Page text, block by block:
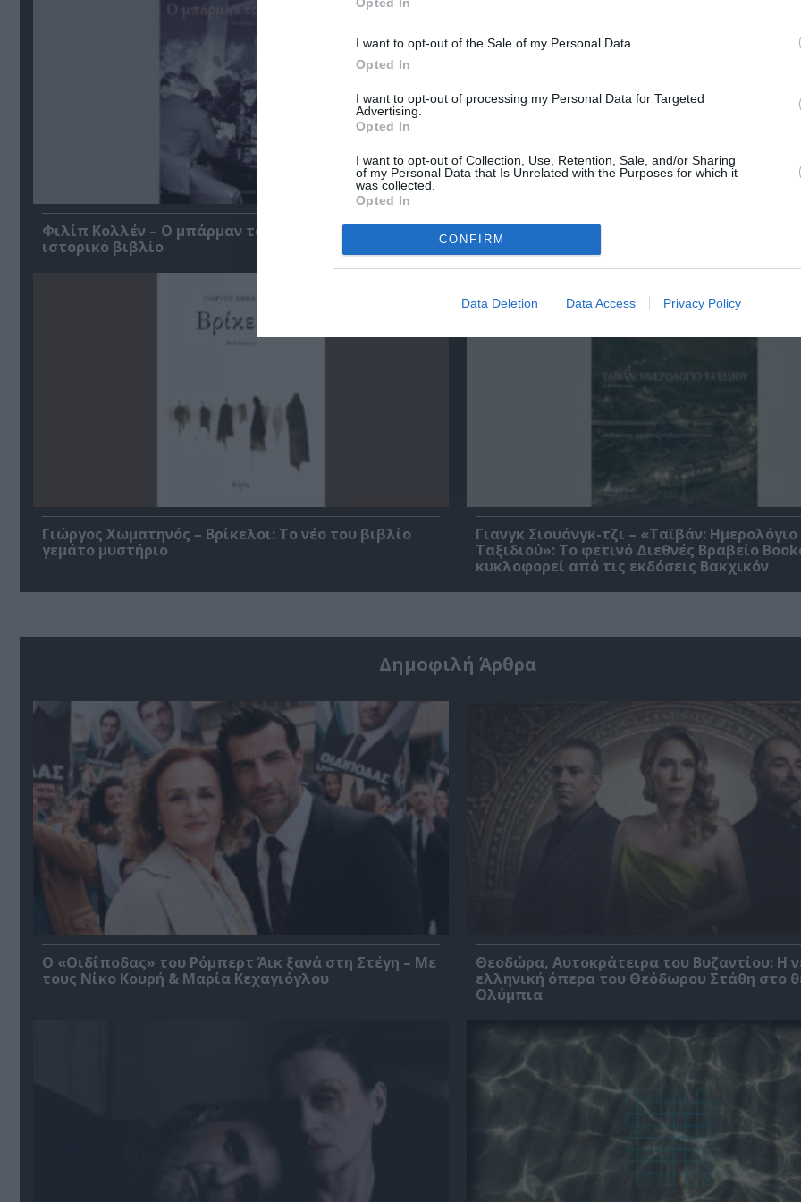
I want to opt-out of the Sale of my Personal Data.
Opted In
I want to opt-out of processing my Personal Data for Targeted
Advertising.
Opted In
I want to opt-out of Collection, Use, Retention, Sale, and/or Sharing
of my Personal Data that Is Unrelated with the Purposes for which it
was collected.
Opted In
CONFIRM
Data Deletion Data Access Privacy Policy
Φιλίπ Κολλέν – Ο μπάρμαν του Ritz: Ένα κοινωνικό
ιστορικό βιβλίο
Ελένη Μπουκαούρη – η Μαρία τα ήθελε
κοινωνικό βιβλίο για γυναίκες
Γιώργος Χωματηνός – Βρίκελοι: Το νέο του βιβλίο
γεμάτο μυστήριο
Γιανγκ Σιουάνγκ-τζι – «Ταϊβάν: Ημερολόγιο
Ταξιδιού»: Το φετινό Διεθνές Βραβείο
κυκλοφορεί από τις εκδόσεις Βακχικόν
Δημοφιλή Άρθρα
O «Οιδίποδας» του Ρόμπερτ Άικ ξανά στη Στέγη – Με
τους Νίκο Κουρή & Μαρία Κεχαγιόγλου
Θεοδώρα, Αυτοκράτειρα του Βυζαντίου: Η
ελληνική όπερα του Θεόδωρου Στάθη στο
Ολύμπια